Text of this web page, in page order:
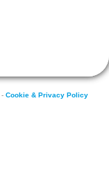
- Cookie & Privacy Policy